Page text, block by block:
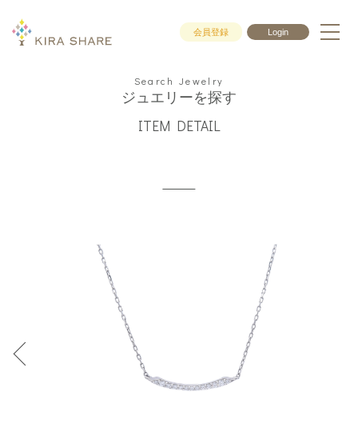
会員登録 Login
Search Jewelry
ジュエリーを探す
ITEM DETAIL